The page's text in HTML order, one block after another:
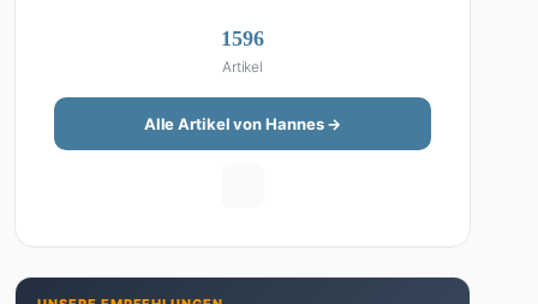
Wissen über Sport ist enzyklopädisch: Egal ob
Bundesliga-Analyse, Formel 1, UFC oder Olympia –
Hannes liefert fundierte Einschätzungen mit der
Leidenschaft eines echten Fans. Aber Sport ist
nur die halbe Miete: Hannes ist auch unser Auto-
Seite. Wenn Hannes mal nicht über Sport oder
1596
Artikel
Alle Artikel von Hannes →